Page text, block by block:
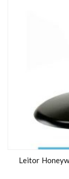
Leitor